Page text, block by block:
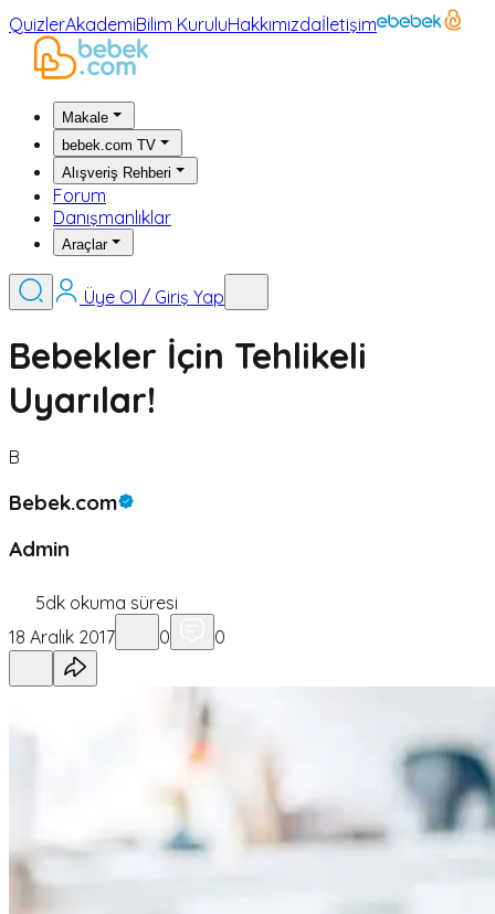
QuizlerAkademiBilim KuruluHakkımızdaİletişim
Makale
bebek.com TV
Alışveriş Rehberi
Forum
Danışmanlıklar
Araçlar
Üye Ol / Giriş Yap
Bebekler İçin Tehlikeli
Uyarılar!
B
Bebek.com
Admin
5dk okuma süresi
18 Aralık 2017
0 0